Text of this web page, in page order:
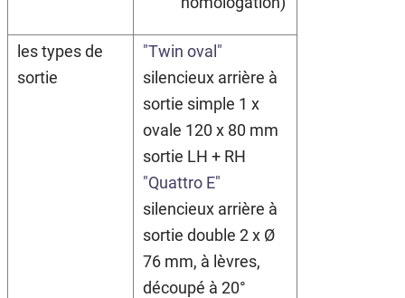
les types de
sortie
"Twin oval"
silencieux arrière à
sortie simple 1 x
ovale 120 x 80 mm
sortie LH + RH
"Quattro E"
silencieux arrière à
sortie double 2 x Ø
76 mm, à lèvres,
découpé à 20°